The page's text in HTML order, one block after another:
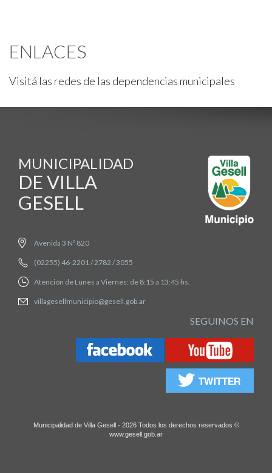
ENLACES
Visitá las redes de las dependencias municipales
MUNICIPALIDAD
DE VILLA
GESELL
Avenida 3 Nº 820
(02255) 46-2201 / 2782 / 3055
Atención de Lunes a Viernes: de 8:15 a 13:45 hs.
villagesellmunicipio@gesell.gob.ar
SEGUINOS EN
Municipalidad de Villa Gesell - 2026 Todos los derechos reservados ©
www.gesell.gob.ar